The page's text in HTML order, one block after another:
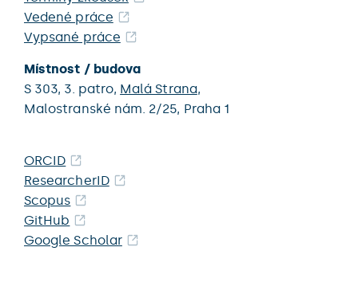
Vedené práce
Vypsané práce
Místnost / budova
S 303, 3. patro, Malá Strana,
Malostranské nám. 2/25, Praha 1
ORCID
ResearcherID
Scopus
GitHub
Google Scholar